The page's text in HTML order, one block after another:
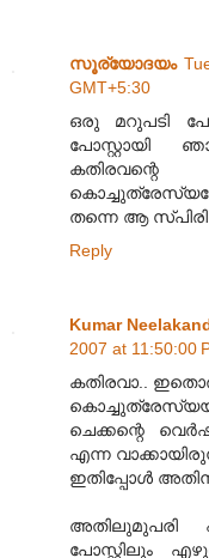
സൂര്യോദയം
GMT+5:30
ഒരു മറുപടി
പോസ്റ്റായി
തന്നെ ആ
Reply
Kumar
2007 at 11:50:00
കതിരവാ..
ചെക്കന്റെ
എന്ന
ഇതിപ്പോള്‍
അതിലുമുപരി
പോസ്റ്റിലും